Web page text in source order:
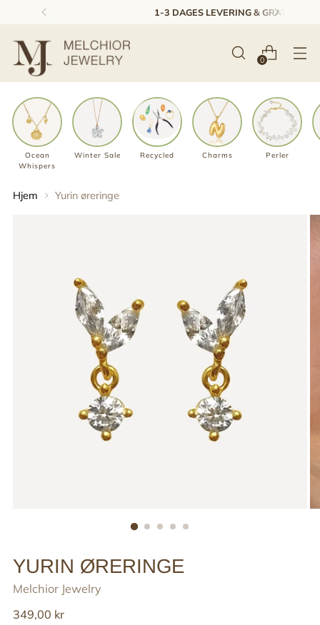
1-3 DAGES LEVERING & GRATIS RETUR*
0
Ocean
Whispers
Winter Sale Recycled Charms Perler
Hjem Yurin øreringe
YURIN ØRERINGE
Melchior Jewelry
Reguler
349,00 kr